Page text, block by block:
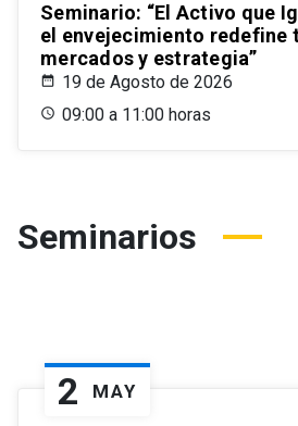
Seminario: “El Activo que
el envejecimiento redefine
mercados y estrategia”
19 de Agosto de 2026
09:00 a 11:00 horas
Seminarios
2 MAY